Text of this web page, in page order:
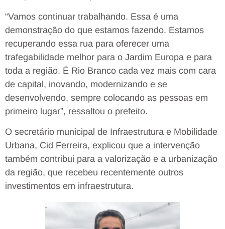
“Vamos continuar trabalhando. Essa é uma
demonstração do que estamos fazendo. Estamos
recuperando essa rua para oferecer uma
trafegabilidade melhor para o Jardim Europa e para
toda a região. É Rio Branco cada vez mais com cara
de capital, inovando, modernizando e se
desenvolvendo, sempre colocando as pessoas em
primeiro lugar”, ressaltou o prefeito.
O secretário municipal de Infraestrutura e Mobilidade
Urbana, Cid Ferreira, explicou que a intervenção
também contribui para a valorização e a urbanização
da região, que recebeu recentemente outros
investimentos em infraestrutura.